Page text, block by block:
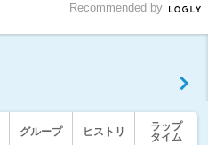
Recommended by
グループ ヒストリ
ラップ
タイム